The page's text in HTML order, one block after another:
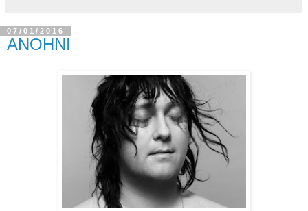
07/01/2016
ANOHNI